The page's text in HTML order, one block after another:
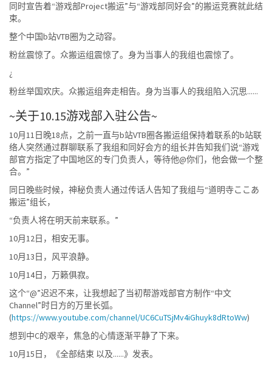
同时宣告着“游戏部Project搬运”与“游戏部同好会”的搬运竞赛就此结
束。
整个中国b站VTB圈为之动容。
粉丝震惊了。众搬运组震惊了。身为当事人的我组也震惊了。
¿
粉丝举国欢庆。众搬运组奔走相告。身为当事人的我组陷入沉思......
~关于10.15游戏部入驻公告~
10月11日晚18点，之前一直与b站VTB圈各搬运组保持着联系的b站联
络人突然通过群聊联系了我组和同好会方的组长并告知我们说“游戏
部官方指定了中国地区的专门负责人，等待他@你们，他会做一个整
合。”
同日晚些时候，神秘负责人通过传话人告知了我组与“道明寺ここあ
搬运”组长，
“负责人将在明天前来联系。”
10月12日，相安无事。
10月13日，风平浪静。
10月14日，万籁俱寂。
这个“@”迟迟不来，让我想起了当初帮游戏部官方制作“中文
Channel”时日方的万里长弧。
(https://www.youtube.com/channel/UC6CuTSjMv4iGhuyk8dRtoWw)
想到中C的艰辛，焦急的心情逐渐平静了下来。
10月15日，《全部结束 以及......》发表。